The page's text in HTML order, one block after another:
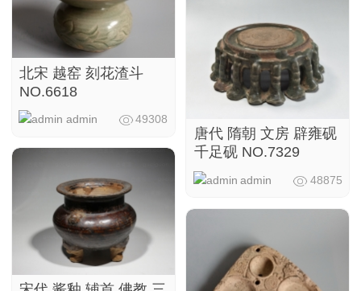
北宋 越窑 刻花渣斗
NO.6618
admin 49308
唐代 隋朝 文房 辟雍砚
千足砚 NO.7329
admin 48875